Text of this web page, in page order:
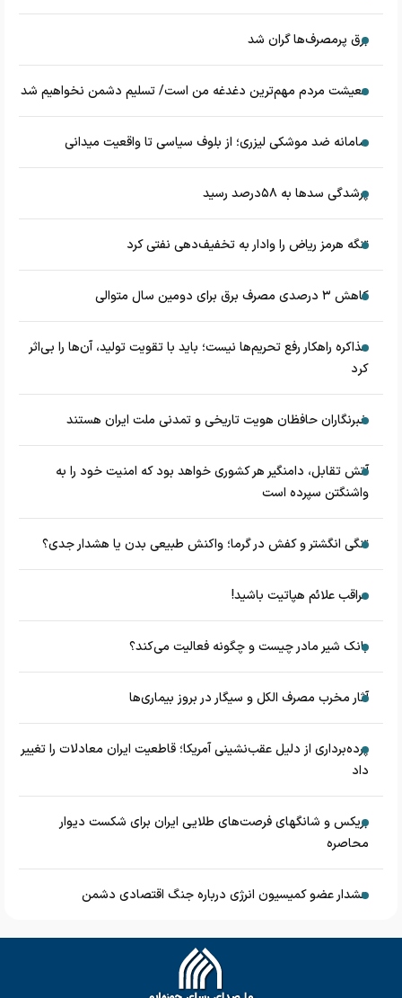
برق پرمصرف‌ها گران شد
معیشت مردم مهم‌ترین دغدغه من است/ تسلیم دشمن نخواهیم شد
سامانه ضد موشکی لیزری؛ از بلوف سیاسی تا واقعیت میدانی
پرشدگی سدها به ۵۸درصد رسید
تنگه هرمز ریاض را وادار به تخفیف‌دهی نفتی کرد
کاهش ۳ درصدی مصرف برق برای دومین سال متوالی
مذاکره راهکار رفع تحریم‌ها نیست؛ باید با تقویت تولید، آن‌ها را بی‌اثر
کرد
خبرنگاران حافظان هویت تاریخی و تمدنی ملت ایران هستند
آتش تقابل، دامنگیر هر کشوری خواهد بود که امنیت خود را به
واشنگتن سپرده است
تنگی انگشتر و کفش در گرما؛ واکنش طبیعی بدن یا هشدار جدی؟
مراقب علائم هپاتیت باشید!
بانک شیر مادر چیست و چگونه فعالیت می‌کند؟
آثار مخرب مصرف الکل و سیگار در بروز بیماری‌ها
پرده‌برداری از دلیل عقب‌نشینی آمریکا؛ قاطعیت ایران معادلات را تغییر
داد
بریکس و شانگهای فرصت‌های طلایی ایران برای شکست دیوار
محاصره
هشدار عضو کمیسیون انرژی درباره جنگ اقتصادی دشمن